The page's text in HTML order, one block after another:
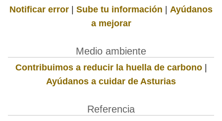
Notificar error | Sube tu información | Ayúdanos
a mejorar
Medio ambiente
Contribuimos a reducir la huella de carbono|
Ayúdanos a cuidar de Asturias
Referencia